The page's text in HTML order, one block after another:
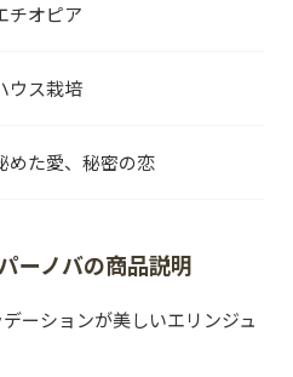
チオピア
ウス栽培
めた愛、秘密の恋
ーノバの商品説明
ーションが美しいエリンジュ